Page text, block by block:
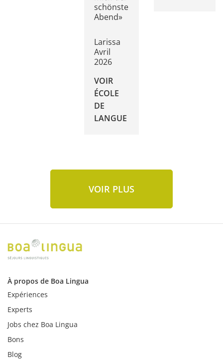
schönste
Abend»
Larissa
Avril
2026
VOIR
ÉCOLE
DE
LANGUE
VOIR PLUS
À propos de Boa Lingua
Expériences
Experts
Jobs chez Boa Lingua
Bons
Blog